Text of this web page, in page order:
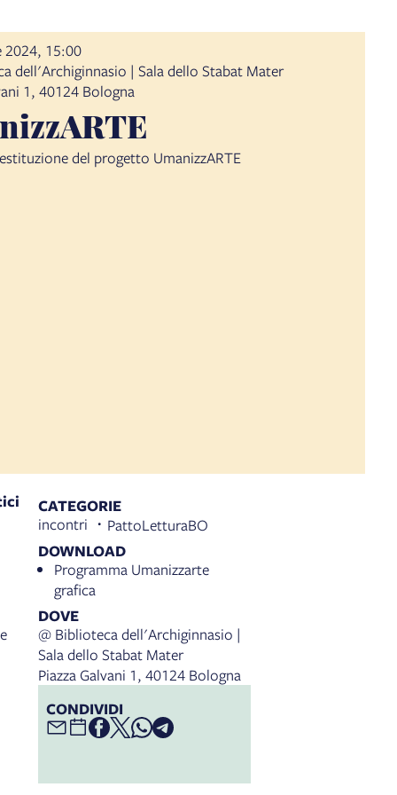
2024, 15:00
dell'Archiginnasio | Sala dello Stabat Mater
1, 40124 Bologna
del progetto UmanizzARTE
CATEGORIE
incontri
PattoLetturaBO
DOWNLOAD
Programma Umanizzarte
grafica
DOVE
@ Biblioteca dell'Archiginnasio |
Sala dello Stabat Mater
Piazza Galvani 1, 40124 Bologna
CONDIVIDI